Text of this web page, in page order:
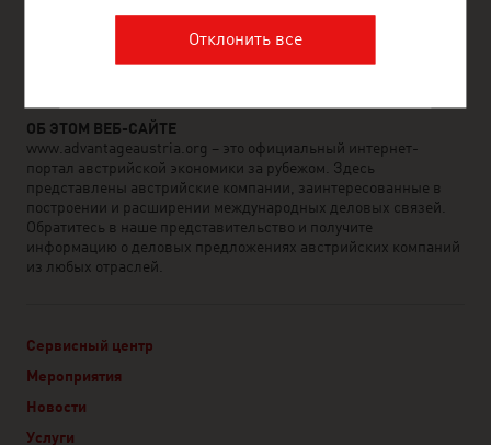
австрийских предприятий по всему миру, помогая компаниям
ОБ ЭТОМ ВЕБ-САЙТЕ
www.advantageaustria.org – это официальный интернет-
портал австрийской экономики за рубежом. Здесь
представлены австрийские компании, заинтересованные в
построении и расширении международных деловых связей.
Обратитесь в наше представительство и получите
информацию о деловых предложениях австрийских компаний
из любых отраслей.
Сервисный центр
Мероприятия
Новости
Услуги
Отклонить все